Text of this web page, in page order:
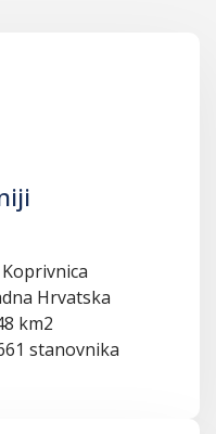
Hrvatska
km2
stanovnika